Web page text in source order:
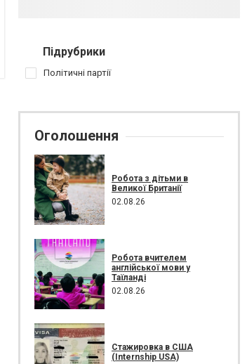
Підрубрики
Політичні партії
Оголошення
Робота з дітьми в
Великої Британії
02.08.26
Робота вчителем
англійської мови у
Таїланді
02.08.26
Стажировка в США
(Internship USA)